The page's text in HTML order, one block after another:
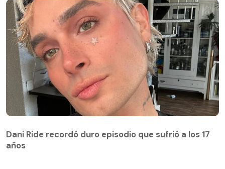
Dani Ride recordó duro episodio que sufrió a los 17
años